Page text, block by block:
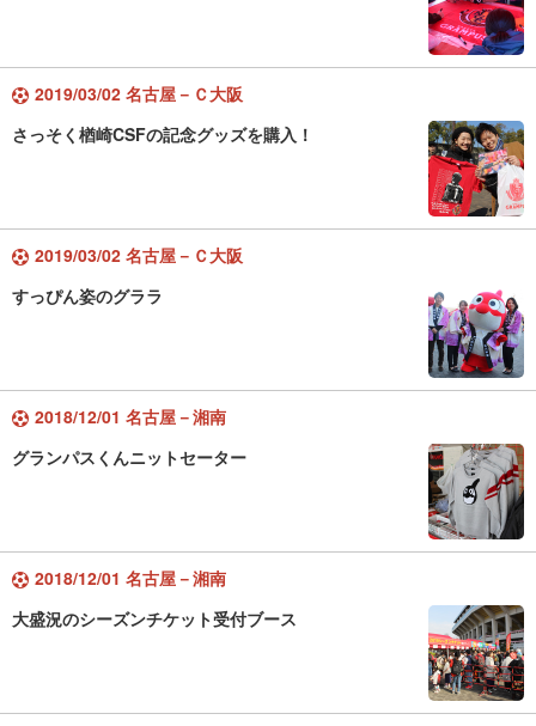
2019/03/02 名古屋－Ｃ大阪
さっそく楢崎CSFの記念グッズを購入！
2019/03/02 名古屋－Ｃ大阪
すっぴん姿のグララ
2018/12/01 名古屋－湘南
グランパスくんニットセーター
2018/12/01 名古屋－湘南
大盛況のシーズンチケット受付ブース